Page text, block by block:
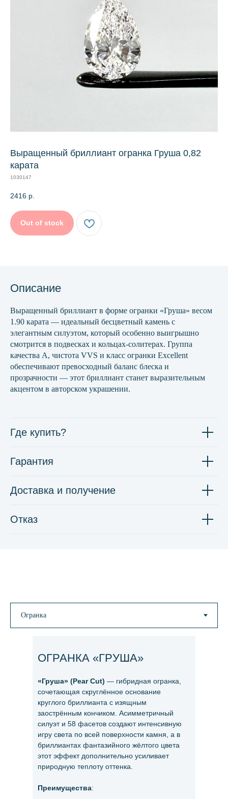
Выращенный бриллиант огранка Груша 0,82
карата
1030147
2416 р.
Out of stock
Описание
Выращенный бриллиант в форме огранки «Груша» весом
1.90 карата — идеальный бесцветный камень с
элегантным силуэтом, который особенно выигрышно
смотрится в подвесках и кольцах-солитерах. Группа
качества А, чистота VVS и класс огранки Excellent
обеспечивают превосходный баланс блеска и
прозрачности — этот бриллиант станет выразительным
акцентом в авторском украшении.
Где купить?
Гарантия
Доставка и получение
Отказ
«Груша» (Pear Cut) — гибридная огранка,
сочетающая скруглённое основание
круглого бриллианта с изящным
заострённым кончиком. Асимметричный
силуэт и 58 фасетов создают интенсивную
игру света по всей поверхности камня, а в
бриллиантах фантазийного жёлтого цвета
этот эффект дополнительно усиливает
природную теплоту оттенка.
Преимущества:
ОГРАНКА «ГРУША»